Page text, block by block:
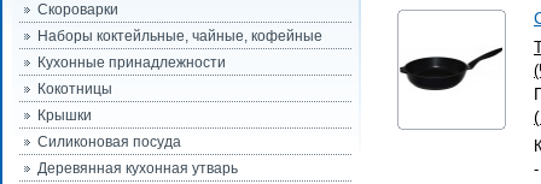
Скороварки
Наборы коктейльные, чайные, кофейные
Кухонные принадлежности
Кокотницы
Крышки
Силиконовая посуда
Деревянная кухонная утварь